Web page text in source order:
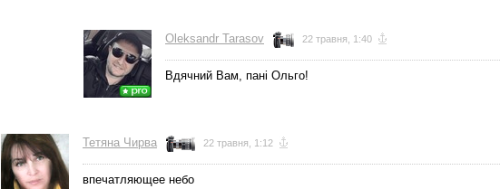
Oleksandr Tarasov 22 травня, 1:40
Вдячний Вам, пані Ольго!
Тетяна Чирва 22 травня, 1:12
впечатляющее небо